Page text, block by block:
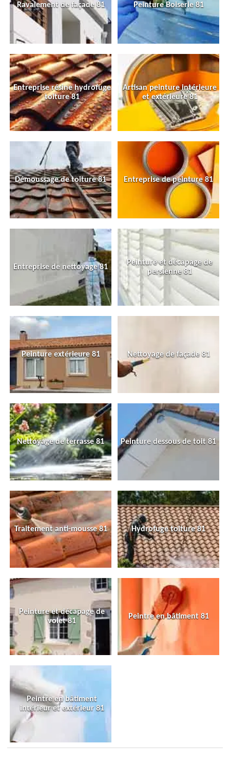
Ravalement de façade 81 Peinture Boiserie 81
Entreprise résine hydrofuge
toiture 81
Artisan peinture intérieure
et extérieure 81
Démoussage de toiture 81 Entreprise de peinture 81
Entreprise de nettoyage 81
Peinture et décapage de
persienne 81
Peinture extérieure 81 Nettoyage de façade 81
Nettoyage de terrasse 81 Peinture dessous de toit 81
Traitement anti-mousse 81 Hydrofuge toiture 81
Peinture et décapage de
volet 81
Peintre en bâtiment 81
Peintre en bâtiment
intérieur et extérieur 81